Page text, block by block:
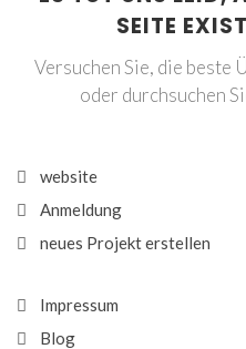
SEITE
Versuchen Sie, die beste
oder durchsuchen
website
Anmeldung
neues Projekt erstellen
Impressum
Blog